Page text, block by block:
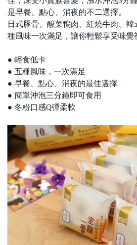
是早餐、點心、消夜的不二選擇。
日式豚骨、酸菜鴨肉、紅燒牛肉、
種風味一次滿足，讓你輕鬆享受味覺
● 輕食低卡
● 五種風味，一次滿足
● 早餐、點心、消夜的最佳選擇
● 簡單沖泡三分鐘即可食用
● 冬粉口感Q彈柔軟